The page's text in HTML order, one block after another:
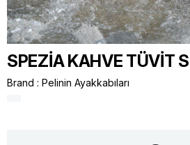
SPEZİA KAHVE TÜVİT
Brand : Pelinin Ayakkabıları